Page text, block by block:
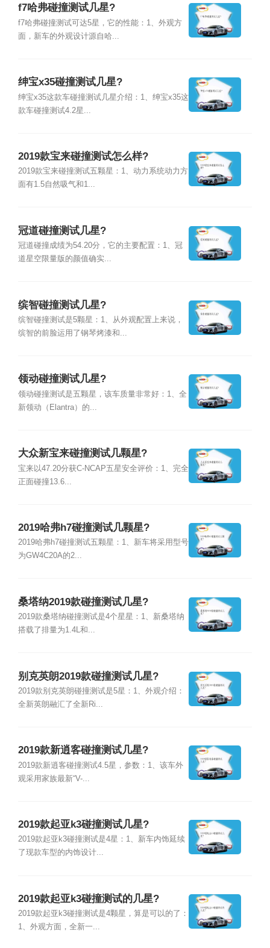
f7哈弗碰撞测试几星?
f7哈弗碰撞测试可达5星，它的性能：1、外观方
面，新车的外观设计源自哈...
绅宝x35碰撞测试几星?
绅宝x35这款车碰撞测试几星介绍：1、绅宝x35这
款车碰撞测试4.2星...
2019款宝来碰撞测试怎么样?
2019款宝来碰撞测试五颗星：1、动力系统动力方
面有1.5自然吸气和1...
冠道碰撞测试几星?
冠道碰撞成绩为54.20分，它的主要配置：1、冠
道星空限量版的颜值确实...
缤智碰撞测试几星?
缤智碰撞测试是5颗星：1、从外观配置上来说，
缤智的前脸运用了钢琴烤漆和...
领动碰撞测试几星?
领动碰撞测试是五颗星，该车质量非常好：1、全
新领动（Elantra）的...
大众新宝来碰撞测试几颗星?
宝来以47.20分获C-NCAP五星安全评价：1、完全
正面碰撞13.6...
2019哈弗h7碰撞测试几颗星?
2019哈弗h7碰撞测试五颗星：1、新车将采用型号
为GW4C20A的2...
桑塔纳2019款碰撞测试几星?
2019款桑塔纳碰撞测试是4个星星：1、新桑塔纳
搭载了排量为1.4L和...
别克英朗2019款碰撞测试几星?
2019款别克英朗碰撞测试是5星：1、外观介绍：
全新英朗融汇了全新Ri...
2019款新逍客碰撞测试几星?
2019款新逍客碰撞测试4.5星，参数：1、该车外
观采用家族最新“V-...
2019款起亚k3碰撞测试几星?
2019款起亚k3碰撞测试是4星：1、新车内饰延续
了现款车型的内饰设计...
2019款起亚k3碰撞测试的几星?
2019款起亚k3碰撞测试是4颗星，算是可以的了：
1、外观方面，全新一...